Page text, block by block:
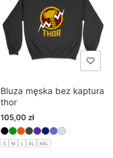
Bluza męska bez kaptura
thor
Cena
105,00 zł
S M L XL XXL